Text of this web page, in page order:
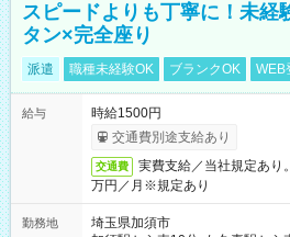
スピードよりも丁寧に！未経
タン×完全座り
派遣 職種未経験OK ブランクOK WEB
給与
時給1500円
交通費別途支給あり
交通費
実費支給／当社規定あり
万円／月※規定あり
勤務地
埼玉県加須市